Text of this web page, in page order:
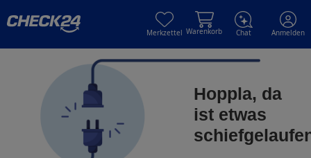
Merkzettel Warenkorb Chat Anmelden
Hoppla, da
ist etwas